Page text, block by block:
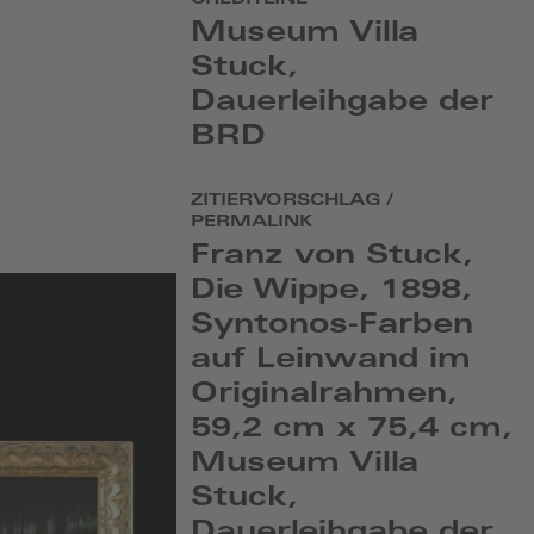
Museum Villa
Stuck,
Dauerleihgabe der
BRD
ZITIERVORSCHLAG /
PERMALINK
Franz von Stuck,
Die Wippe, 1898,
Syntonos-Farben
auf Leinwand im
Originalrahmen,
59,2 cm x 75,4 cm,
Museum Villa
Stuck,